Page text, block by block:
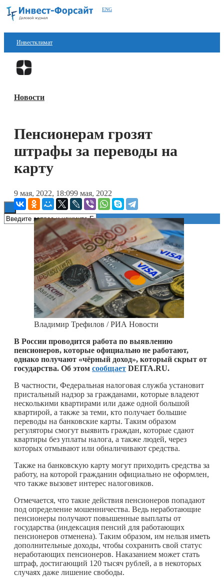
ENG
Инвестклимат
Финансы
Блокчейн
Новости
Пенсионерам грозят
штрафы за переводы на
карту
9 мая, 2022, 18:099 мая, 2022
Владимир Трефилов / РИА Новости
В России проводится работа по выявлению
пенсионеров, которые официально не работают,
однако получают «чёрный доход», который скрыт от
государства. Об этом сообщает DEITA.RU.
В частности, Федеральная налоговая служба установит
пристальный надзор за гражданами, которые владеют
несколькими квартирами или даже одной большой
квартирой, а также за теми, кто получает большие
переводы на банковские карты. Таким образом
регуляторы смогут выявить граждан, которые сдают
квартиры без уплаты налога, а также людей, через
которых отмывают или обналичивают средства.
Также на банковскую карту могут приходить средства за
работу, на которой гражданин официально не оформлен,
что также вызовет интерес налоговиков.
Отмечается, что такие действия пенсионеров попадают
под определение мошенничества. Ведь неработающие
пенсионеры получают повышенные выплаты от
государства (индексация пенсий для работающих
пенсионеров отменена). Таким образом, им нельзя иметь
дополнительные доходы, чтобы сохранить свой статус
неработающих пенсионеров. Наказанием может стать
штраф, достигающий 120 тысяч рублей, а в некоторых
случаях даже лишение свободы.